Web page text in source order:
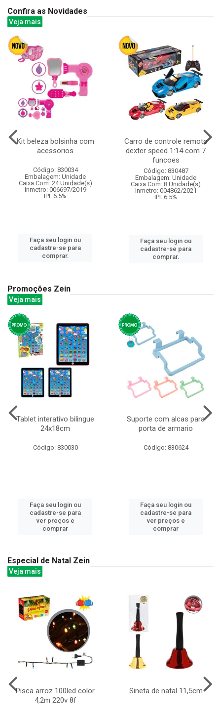
Confira as Novidades
Veja mais
Kit beleza bolsinha com
acessorios
Código: 830034
Embalagem: Unidade
Caixa Com: 24 Unidade(s)
Inmetro: 006697/2019
IPI: 6.5%
Faça seu login ou
cadastre-se para
comprar.
Carro de controle remoto
dexter speed 1:14 com 7
funcoes
Código: 830487
Embalagem: Unidade
Caixa Com: 8 Unidade(s)
Inmetro: 004862/2021
IPI: 6.5%
Faça seu login ou
cadastre-se para
comprar.
Promoções Zein
Veja mais
Tablet interativo bilingue
24x18cm
Código: 830030
Faça seu login ou
cadastre-se para
ver preços e
comprar
Suporte com alcas para
porta de armario
Código: 830624
Faça seu login ou
cadastre-se para
ver preços e
comprar
Especial de Natal Zein
Veja mais
Pisca arroz 100led color
4,2m 220v 8f
Sineta de natal 11,5cm